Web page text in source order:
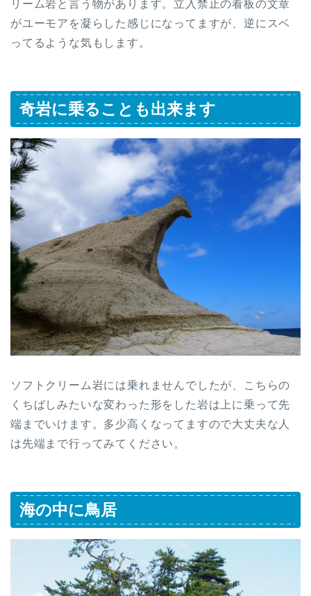
リーム岩と言う物があります。立入禁止の看板の文章
がユーモアを凝らした感じになってますが、逆にスベ
ってるような気もします。
奇岩に乗ることも出来ます
ソフトクリーム岩には乗れませんでしたが、こちらの
くちばしみたいな変わった形をした岩は上に乗って先
端までいけます。多少高くなってますので大丈夫な人
は先端まで行ってみてください。
海の中に鳥居